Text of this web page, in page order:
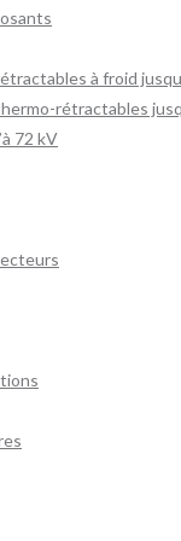
à froid
rétractables
72 kV